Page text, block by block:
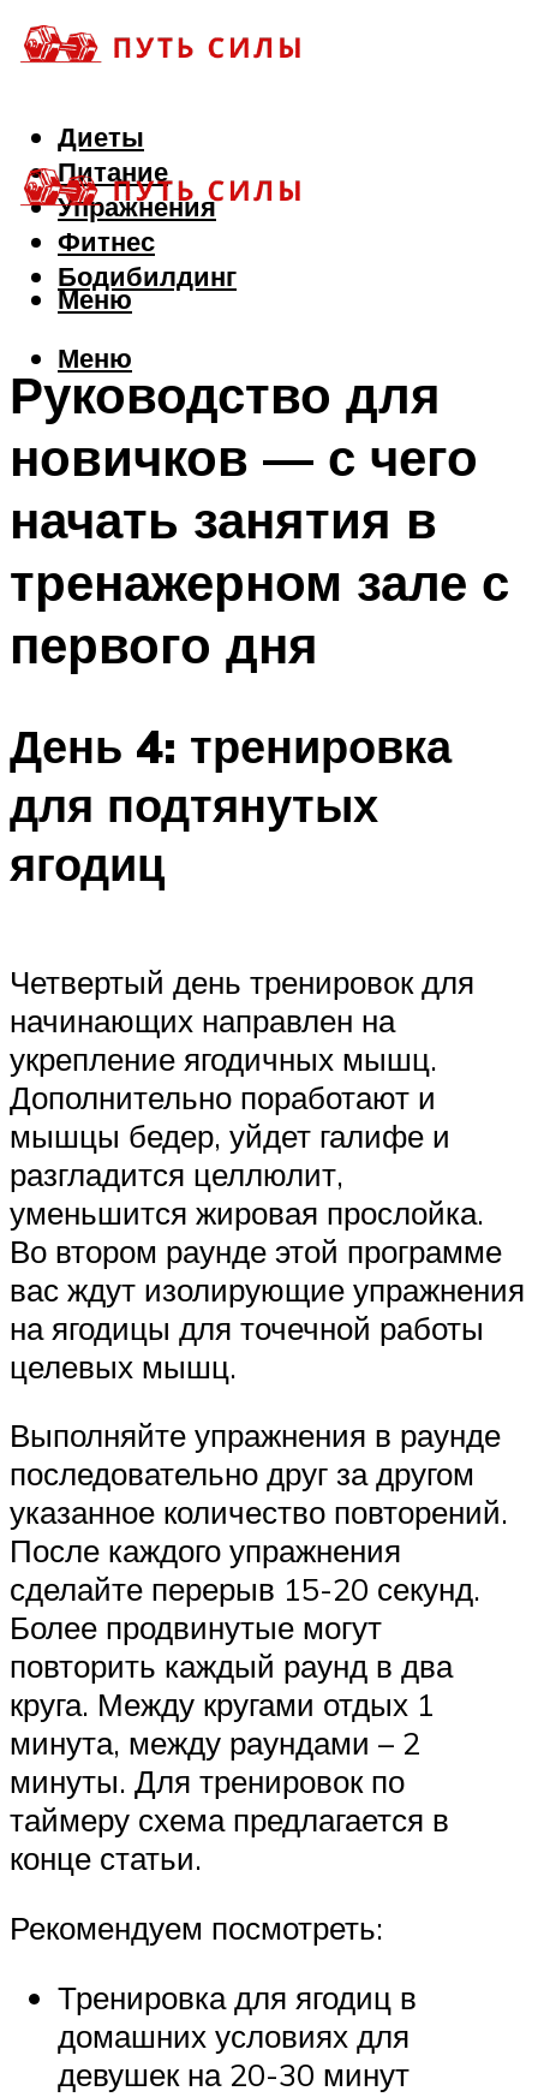
Диеты
Питание
Упражнения
Фитнес
Бодибилдинг
Меню
Меню
Руководство для
новичков — с чего
начать занятия в
тренажерном зале с
первого дня
День 4: тренировка
для подтянутых
ягодиц
Четвертый день тренировок для
начинающих направлен на
укрепление ягодичных мышц.
Дополнительно поработают и
мышцы бедер, уйдет галифе и
разгладится целлюлит,
уменьшится жировая прослойка.
Во втором раунде этой программе
вас ждут изолирующие упражнения
на ягодицы для точечной работы
целевых мышц.
Выполняйте упражнения в раунде
последовательно друг за другом
указанное количество повторений.
После каждого упражнения
сделайте перерыв 15-20 секунд.
Более продвинутые могут
повторить каждый раунд в два
круга. Между кругами отдых 1
минута, между раундами – 2
минуты. Для тренировок по
таймеру схема предлагается в
конце статьи.
Рекомендуем посмотреть:
Тренировка для ягодиц в
домашних условиях для
девушек на 20-30 минут